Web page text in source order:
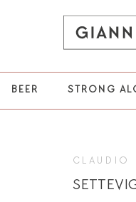
BEER STRONG
CLAUDIO